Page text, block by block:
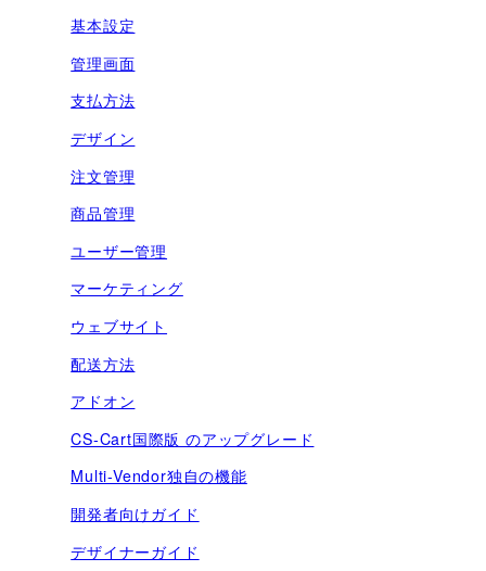
基本設定
管理画面
支払方法
デザイン
注文管理
商品管理
ユーザー管理
マーケティング
ウェブサイト
配送方法
アドオン
CS-Cart国際版 のアップグレード
Multi-Vendor独自の機能
開発者向けガイド
デザイナーガイド